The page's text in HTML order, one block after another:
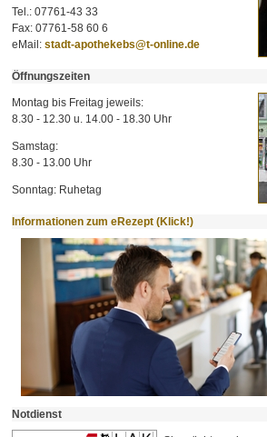
Tel.: 07761-43 33
Fax: 07761-58 60 6
eMail: stadt-apothekebs@t-online.de
Öffnungszeiten
Montag bis Freitag jeweils:
8.30 - 12.30 u. 14.00 - 18.30 Uhr
Samstag:
8.30 - 13.00 Uhr
Sonntag: Ruhetag
Informationen zum eRezept (Klick!)
Notdienst